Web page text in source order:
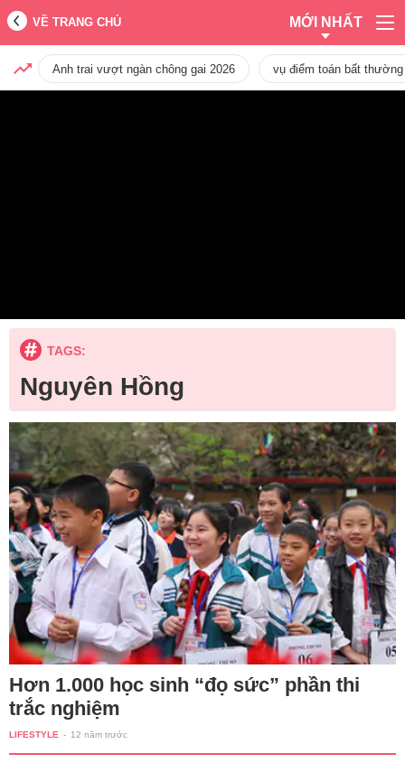
VỀ TRANG CHỦ MỚI NHẤT
Anh trai vượt ngàn chông gai 2026 vụ điểm toán bất
TAGS:
Nguyên Hồng
Hơn 1.000 học sinh “đọ sức” phần thi
trắc nghiệm
LIFESTYLE - 12 năm trước